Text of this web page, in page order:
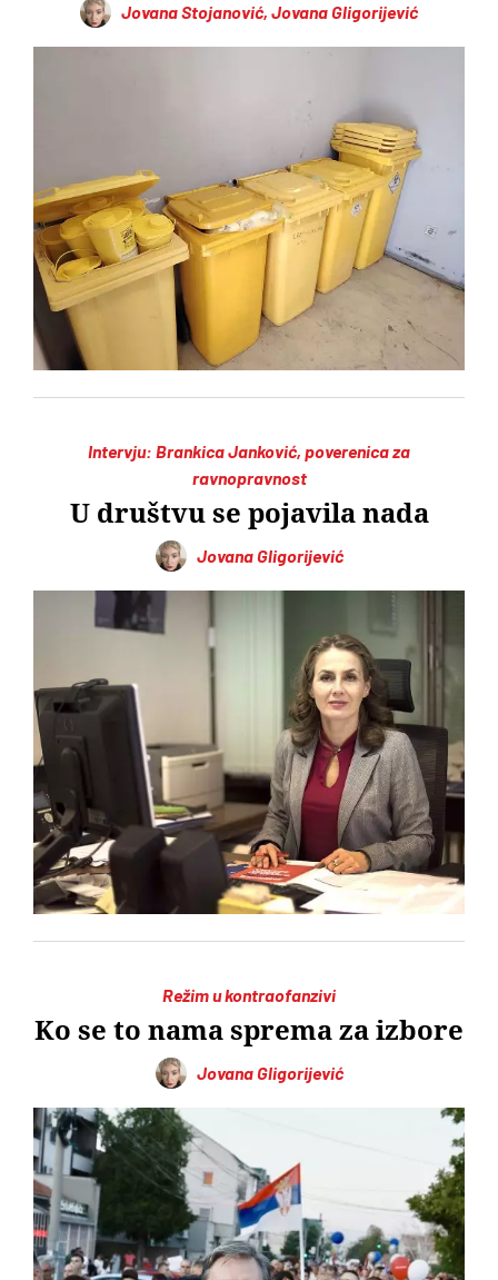
Jovana Stojanović, Jovana Gligorijević
Intervju: Brankica Janković, poverenica za
ravnopravnost
U društvu se pojavila nada
Jovana Gligorijević
Režim u kontraofanzivi
Ko se to nama sprema za izbore
Jovana Gligorijević